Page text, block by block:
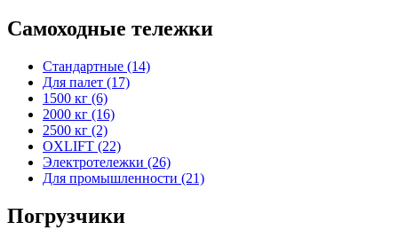
Самоходные тележки
Стандартные (14)
Для палет (17)
1500 кг (6)
2000 кг (16)
2500 кг (2)
OXLIFT (22)
Электротележки (26)
Для промышленности (21)
Погрузчики